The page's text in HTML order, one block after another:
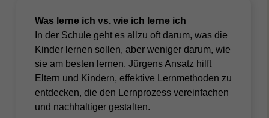
Was lerne ich vs.wie ich lerne ich
In der Schule geht es allzu oft darum, was die
Kinder lernen sollen, aber weniger darum, wie
sie am besten lernen. Jürgens Ansatz hilft
Eltern und Kindern,effektive Lernmethoden zu
entdecken, die den Lernprozess vereinfachen
und nachhaltiger gestalten.